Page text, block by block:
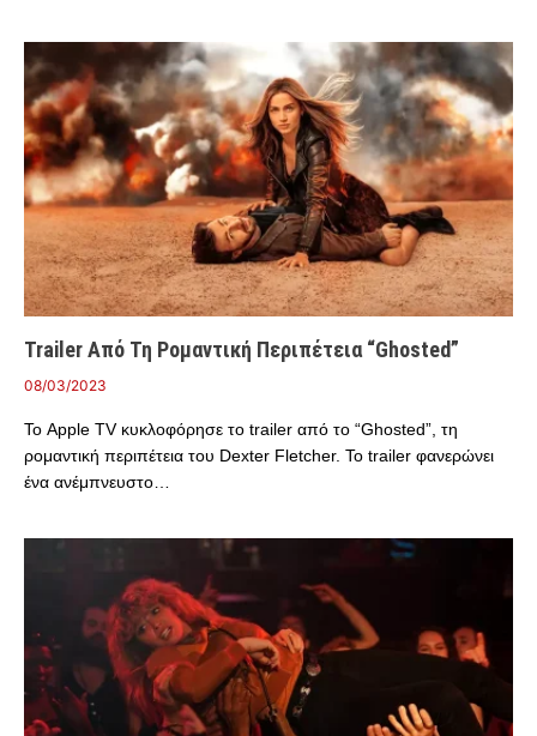
Trailer Από Τη Ρομαντική Περιπέτεια “Ghosted”
08/03/2023
Το Apple TV κυκλοφόρησε το trailer από το “Ghosted”, τη
ρομαντική περιπέτεια του Dexter Fletcher. Το trailer φανερώνει
ένα ανέμπνευστο…